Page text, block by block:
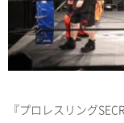
『プロレスリング